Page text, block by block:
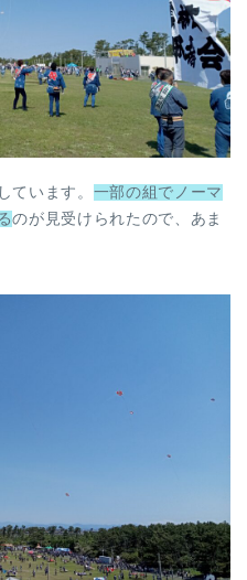
います。 一部の組でノーマ
のが見受けられたので、あま